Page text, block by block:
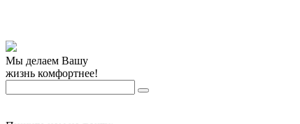
Мы делаем Вашу
жизнь комфортнее!